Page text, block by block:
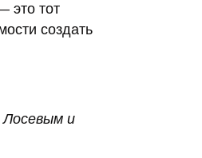
это тот
создать
и